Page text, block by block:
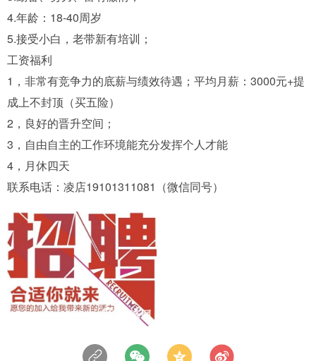
4.年龄：18-40周岁
5.接受小白，老带新有培训；
工资福利
1，非常有竞争力的底薪与绩效待遇；平均月薪：3000元+提
成上不封顶（买五险）
2，良好的晋升空间；
3，自由自主的工作环境能充分发挥个人才能
4，月休四天
联系电话：凌店19101311081（微信同号）